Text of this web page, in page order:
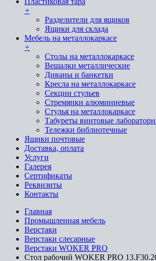
+
Разделители для ящиков
Ящики для склада
Мебель на металлокаркасе
+
Cтолы на металлокаркасе
Вешалки металлические
Диваны и банкетки
Кресла на металлокаркасе
Секции стульев
Стремянки алюминиевые
Стулья на металлокаркасе
Табуреты винтовые
Тележки библиотечные
Ящики почтовые
Доставка, оплата
Услуги
Галерея
Сертификаты
Реквизиты
Контакты
Главная
Промышленная мебель
Верстаки
Верстаки слесарные
Верстаки WOKER PRO
Стол рабочий WOKER PRO